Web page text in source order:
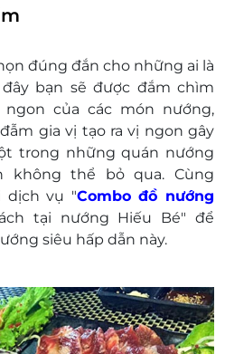
trả lại tiền thừa.
thời với chương trình
khách hàng vui lòng liên
đúng đắn cho những ai là
bạn sẽ được đắm chìm
của các món nướng,
gia vị tạo ra vị ngon gây
trong những quán nướng
không thể bỏ qua. Cùng
dịch vụ "Combo đồ nướng
tại nướng Hiếu Bé" để
siêu hấp dẫn này.